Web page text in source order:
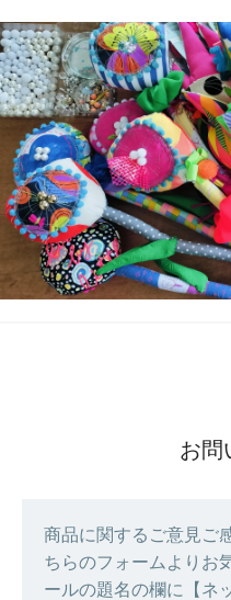
お問
商品に関するご意見ご
ちらのフォームよりお
ールの題名の欄に【ネ